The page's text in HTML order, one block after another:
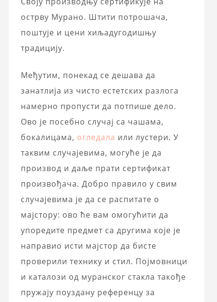
острву Мурано. Штити потрошача,
поштује и цени хиљадугодишњу
традицију.
Међутим, понекад се дешава да
занатлија из чисто естетских разлога
намерно пропусти да потпише дело.
Ово је посебно случај са чашама,
бокалицама, огледала или лустери. У
таквим случајевима, могуће је да
производ и даље прати сертификат
произвођача. Добро правило у свим
случајевима је да се распитате о
мајстору: ово ће вам омогућити да
упоредите предмет са другима које је
направио исти мајстор да бисте
проверили технику и стил. Појмовници
и каталози од муранског стакла такође
пружају поуздану референцу за